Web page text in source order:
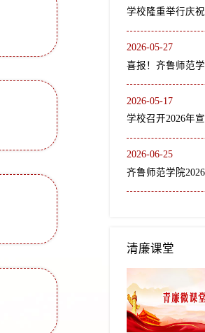
2026-05-27
2026-05-17
2026-06-25
清廉课堂